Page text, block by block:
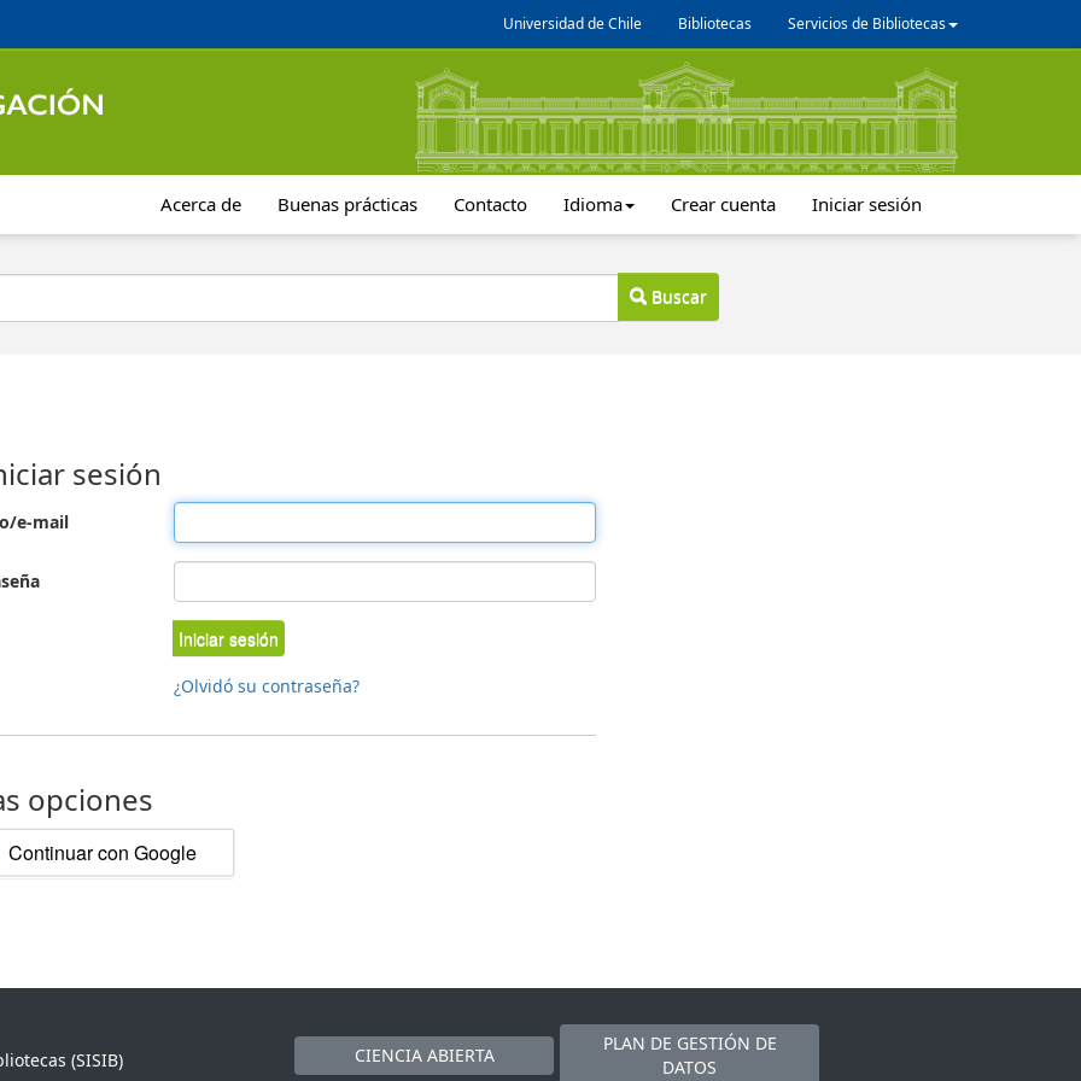
Universidad de Chile Bibliotecas Servicios de Bibliotecas
Acerca de Buenas prácticas Contacto Idioma Crear cuenta Iniciar sesión
Buscar
sesión
e-mail
Iniciar sesión
¿Olvidó su contraseña?
opciones
Continuar con Google
(SISIB)
CIENCIA ABIERTA
PLAN DE GESTIÓN DE
DATOS